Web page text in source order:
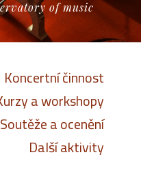
of music
Koncertní činnost
a workshopy
Soutěže a ocenění
Další aktivity